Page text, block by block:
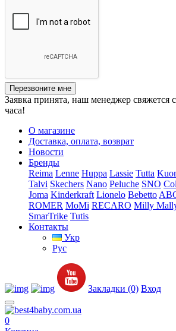
Перезвоните мне
Заявка принята, наш менеджер свяжется
часа!
О магазине
Доставка, оплата, возврат
Новости
Бренды
Reima Lenne Huppa Lassie Tutta
Talvi Skechers Nano Peluche SNO
Joma Kinderkraft Lionelo Bebetto
ROMER MoMi RECARO Milly
SmarTrike Tutis
Контакты
Укр
Рус
Закладки (0) Вход
0